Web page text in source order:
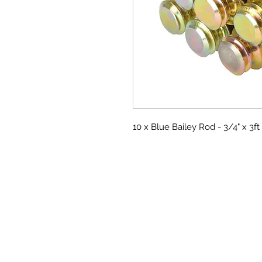
10 x Blue Bailey Rod - 3/4" x 3ft